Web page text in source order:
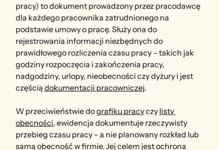
pracy) to dokument prowadzony przez pracodawcę
dla każdego pracownika zatrudnionego na
podstawie umowy o pracę. Służy ona do
rejestrowania informacji niezbędnych do
prawidłowego rozliczenia czasu pracy – takich jak
godziny rozpoczęcia i zakończenia pracy,
nadgodziny, urlopy, nieobecności czy dyżury i jest
częścią dokumentacji pracowniczej.
W przeciwieństwie do grafiku pracy czy listy
obecności, ewidencja dokumentuje rzeczywisty
przebieg czasu pracy – a nie planowany rozkład lub
samą obecność w firmie. Jej celem jest ochrona